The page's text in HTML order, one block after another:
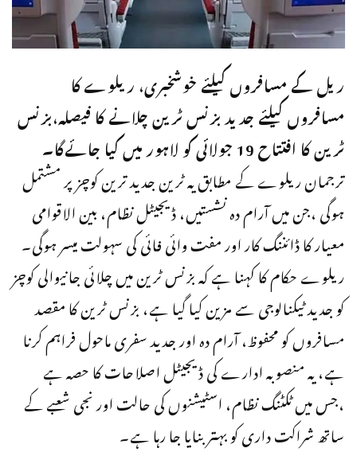
ریل کے مسافروں کیلئے خوشخبری، ریلوے کا
مسافروں کیلئے جدید بزنس ٹرین چلانے کا فیصلہ،بزنس
ٹرین کا افتتاح 19 جولائی کو لاہور میں کیا جائےگا۔
ترجمان ریلوے کے مطابق یہ ٹرین جدید ترین کوچز پر مشتمل
ہوگی ،جن میں آرام دہ نشستیں، ڈیجیٹل نظام، بین الاقوامی
معیار کا ڈائننگ کار اور مفت وائی فائی کی سہولت میسر ہوگی۔
ریلوے حکام کا کہنا ہے کہ بزنس ٹرین میں چلائی جانیوالی کوچز
کو جدید ٹیکنالوجی سے مزین کیا گیا ہے، بزنس ٹرین کا مقصد
مسافروں کو محفوظ، آرام دہ اور جدید سفری ماحول فراہم کرنا
ہے، یہ منصوبہ ادارے کی ڈیجیٹل اصلاحات کا حصہ ہے
،جس میں ٹکٹنگ نظام، اسٹیشنوں کی حالت اور نجی شعبے کے
ساتھ شراکت داری کو بہتر بنایا جا رہا ہے۔